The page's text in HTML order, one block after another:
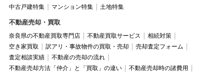
中古戸建特集
マンション特集 土地特集
不動産売却・買取
奈良県の不動産買取専門店 不動産買取サービス
相続対策
空き家買取
訳アリ・事故物件の買取・売却
売却査定フォーム
査定相談実績
不動産の売却の流れ
不動産売却方法「仲介」と「買取」の違い
不動産売却時の諸費用